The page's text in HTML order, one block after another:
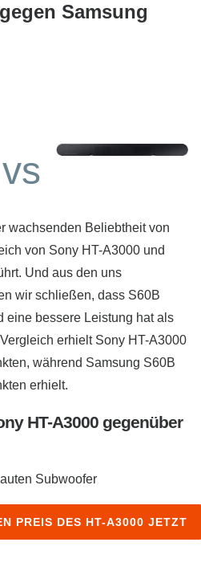
Samsung
vs
wachsenden Beliebtheit von
von Sony HT-A3000 und
Und aus den uns
wir schließen, dass S60B
eine bessere Leistung hat als
erhielt Sony HT-A3000
während Samsung S60B
erhielt.
HT-A3000 gegenüber
Subwoofer
PREIS DES HT-A3000 JETZT